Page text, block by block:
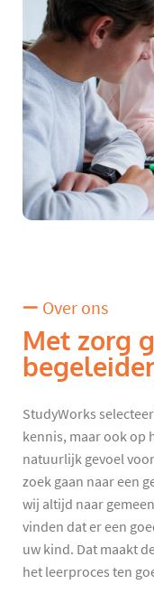
Over ons
Met zorg
StudyWorks
kennis, maar ook op
natuurlijk gevoel
zoek gaan naar een
wij altijd naar
vinden dat er een
uw kind. Dat maakt
het leerproces ten